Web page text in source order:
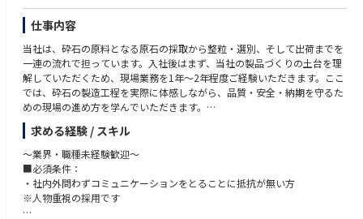
仕事内容
当社は、砕石の原料となる原石の採取から整粒・選別、そして出荷までを
一連の流れで担っています。入社後はまず、当社の製品づくりの土台を理
解していただくため、現場業務を1年～2年程度ご経験いただきます。ここ
では、砕石の製造工程を実際に体感しながら、品質・安全・納期を守るた
めの現場の進め方を学んでいただきます。
その後は、将来的な幹部候補として経営に必要な視点を身につけるため、
営業・総務・経理財務など部門を横断して経験していただきます。現場を
理解したうえで顧客対応や管理部門の業務も担うことで、部門間をつな
ぎ、会社全体を動かせる人材へ成長していただくことを期待しています。
【将来的な役員候補へ】
当社では「現場を知っていること」を非常に大切にしており、社長も現場
経験者です。50歳以上の社員が多く、10～20年後に会社の核となり、30
求める経験 / スキル
～業界・職種未経験歓迎～
■必須条件：
・社内外問わずコミュニケーションをとることに抵抗が無い方
※人物重視の採用です